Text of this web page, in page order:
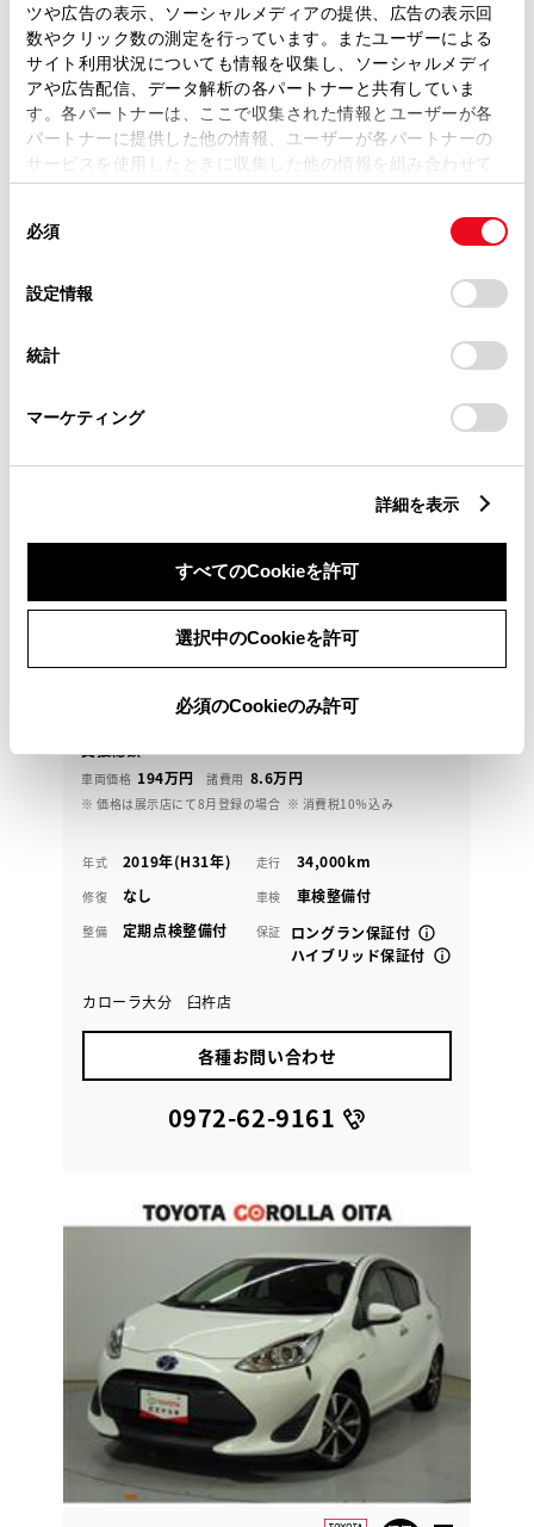
ツや広告の表示、ソーシャルメディアの提供、広告の表示回
数やクリック数の測定を行っています。またユーザーによる
サイト利用状況についても情報を収集し、ソーシャルメディ
アや広告配信、データ解析の各パートナーと共有していま
す。各パートナーは、ここで収集された情報とユーザーが各
パートナーに提供した他の情報、ユーザーが各パートナーの
サービスを使用したときに収集した他の情報を組み合わせて
使用することがあります。当ウェブサイトの使用を続行する
デバイスにすべてのCookie(クッキー)が保存されることに同
意したことになります。Cookie(クッキー)のオプトアウト、
設定の変更、同意を撤回したりするにあたっては、当社の
「Cookie（クッキー）情報の取り扱いについて
」をご覧くだ
必須
設定情報
統計
マーケティング
詳細を表示
すべてのCookieを許可
選択中のCookieを許可
必須のCookieのみ許可
カローラ大分 臼杵店
各種お問い合わせ
0972-62-9161
トヨタ
シエンタ ハイブリッド G クエロ
コーナーセンサー
支払総額
車両価格 194万円 諸費用 8.6万円
※ 価格は展示店にて8月登録の場合 ※ 消費税10％込み
年式 2019年(H31年) 走行 34,000km
修復 なし 車検 車検整備付
整備 定期点検整備付 保証
ロングラン保証付
ハイブリッド保証付
カローラ大分 臼杵店
各種お問い合わせ
0972-62-9161